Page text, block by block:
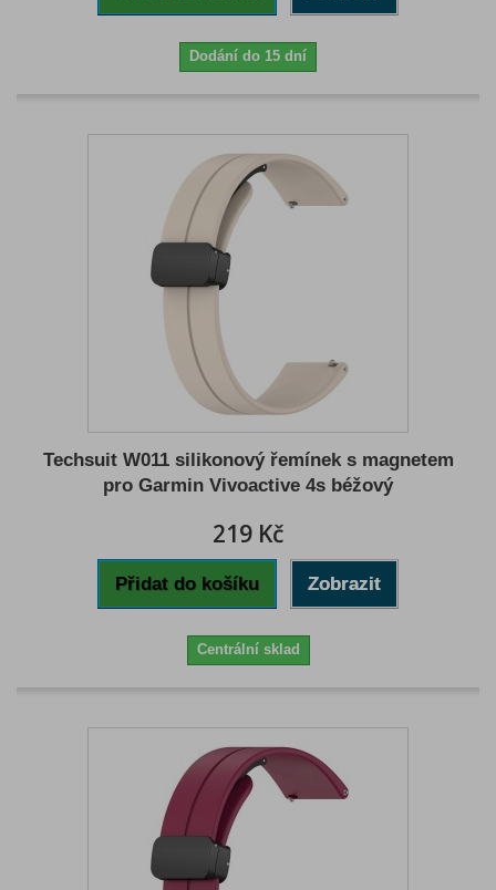
Dodání do 15 dní
Techsuit W011 silikonový řemínek s magnetem
pro Garmin Vivoactive 4s béžový
219 Kč
Přidat do košíku Zobrazit
Centrální sklad